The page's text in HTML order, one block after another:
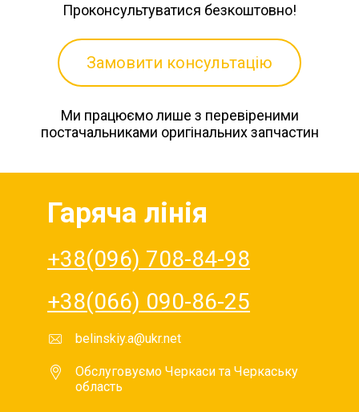
Проконсультуватися безкоштовно!
Ми працюємо лише з перевіреними
постачальниками оригінальних запчастин
Замовити консультацію
Гаряча лінія
+38(096) 708-84-98
+38(066) 090-86-25
belinskiy.a@ukr.net
Обслуговуємо Черкаси та Черкаську
область